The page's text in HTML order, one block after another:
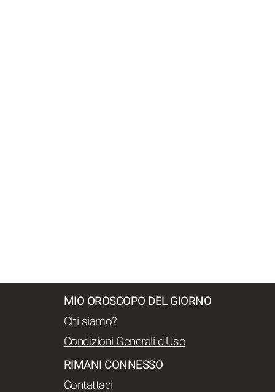
MIO OROSCOPO DEL GIORNO
Chi siamo?
Condizioni Generali d'Uso
RIMANI CONNESSO
Contattaci